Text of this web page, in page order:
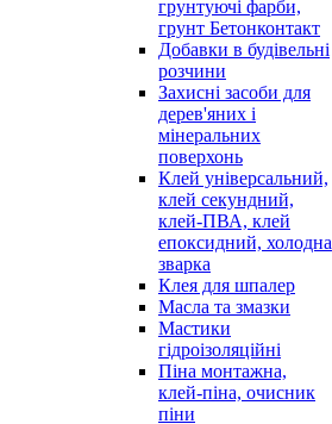
грунтуючі фарби,
грунт Бетонконтакт
Добавки в будівельні
розчини
Захисні засоби для
дерев'яних і
мінеральних
поверхонь
Клей універсальний,
клей секундний,
клей-ПВА, клей
епоксидний, холодна
зварка
Клея для шпалер
Масла та змазки
Мастики
гідроізоляційні
Піна монтажна,
клей-піна, очисник
піни